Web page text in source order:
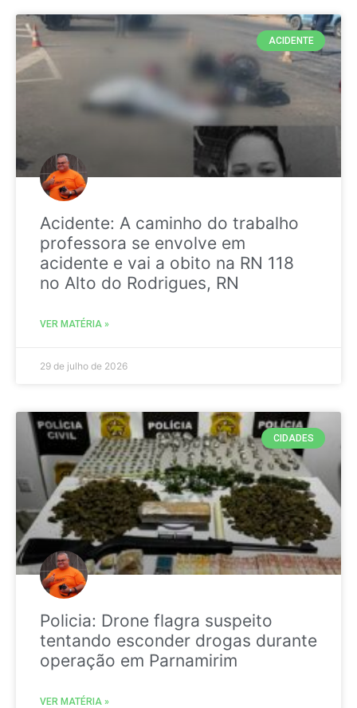
ACIDENTE
Acidente: A caminho do trabalho
professora se envolve em
acidente e vai a obito na RN 118
no Alto do Rodrigues, RN
VER MATÉRIA »
29 de julho de 2026
CIDADES
Policia: Drone flagra suspeito
tentando esconder drogas durante
operação em Parnamirim
VER MATÉRIA »